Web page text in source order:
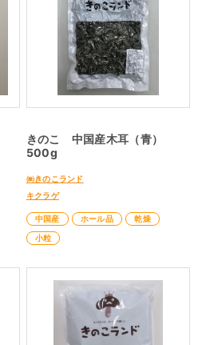
きのこ 中国産木耳（青）
500g
㈱きのこランド
キクラゲ
中国産 ホール品
乾燥
小粒